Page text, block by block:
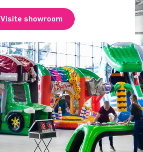
Visite showroom